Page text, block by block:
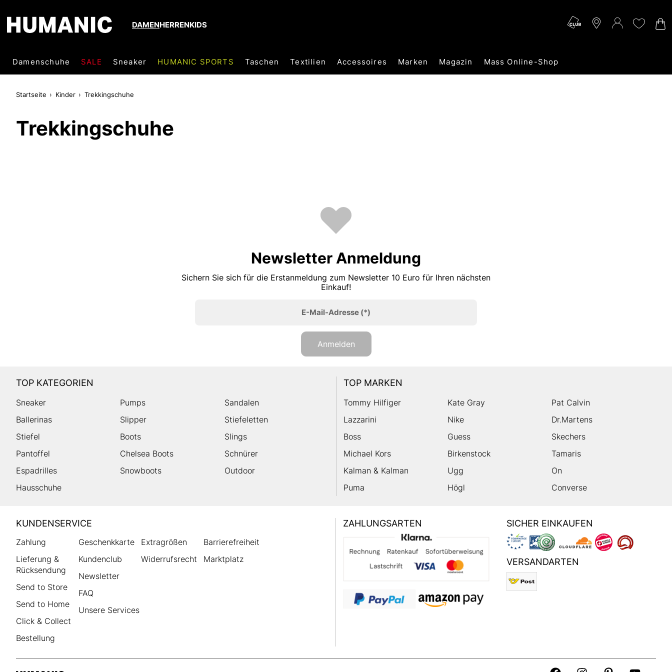
DAMENHERRENKIDS
Damenschuhe SALE Sneaker HUMANIC SPORTS Taschen Textilien Accessoires Marken Magazin Mass Online-Shop
Startseite Kinder Trekkingschuhe
Trekkingschuhe
Newsletter Anmeldung
Sichern Sie sich für die Erstanmeldung zum Newsletter 10 Euro für Ihren nächsten
Einkauf!
E-Mail-Adresse(*)
Anmelden
TOP KATEGORIEN
Sneaker Pumps
Sandalen
Ballerinas
Slipper
Stiefeletten
Stiefel
Boots
Slings
Pantoffel
Chelsea Boots
Schnürer
Espadrilles
Snowboots
Outdoor
Hausschuhe
TOP MARKEN
Tommy Hilfiger Kate Gray
Pat Calvin
Lazzarini
Nike
Dr.Martens
Boss
Guess
Skechers
Michael Kors
Birkenstock
Tamaris
Kalman & Kalman
Ugg
On
Puma
Högl Converse
HUMANIC
Footer
KUNDENSERVICE
Zahlung
Lieferung &
Rücksendung
Send to Store
Send to Home
Click & Collect
Bestellung
Geschenkkarte
Kundenclub
Newsletter
FAQ
Unsere Services
Extragrößen
Widerrufsrecht
Barrierefreiheit
Marktplatz
ZAHLUNGSARTEN SICHER EINKAUFEN
VERSANDARTEN